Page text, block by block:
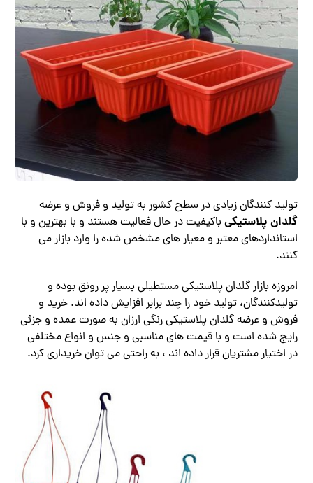
تولید کنندگان زیادی در سطح کشور به تولید و فروش و عرضه
گلدان پلاستیکی باکیفیت در حال فعالیت هستند و با بهترین و با
استانداردهای معتبر و معیار های مشخص شده را وارد بازار می
کنند.
امروزه بازار گلدان پلاستیکی مستطیلی بسیار پر رونق بوده و
تولیدکنندگان، تولید خود را چند برابر افزایش داده اند. خرید و
فروش و عرضه گلدان پلاستیکی رنگی ارزان به صورت عمده و جزئی
رایج شده است و با قیمت های مناسبی و جنس و انواع مختلفی
در اختیار مشتریان قرار داده اند ، به راحتی می توان خریداری کرد.